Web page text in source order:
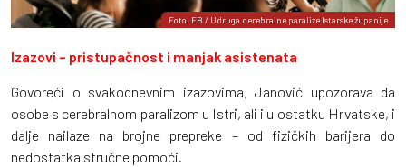
Foto: FB / Udruga cerebralne paralize Istarske županije
Izazovi – pristupačnost i manjak asistenata
Govoreći o svakodnevnim izazovima, Janović upozorava da
osobe s cerebralnom paralizom u Istri, ali i u ostatku Hrvatske, i
dalje nailaze na brojne prepreke – od fizičkih barijera do
nedostatka stručne pomoći.